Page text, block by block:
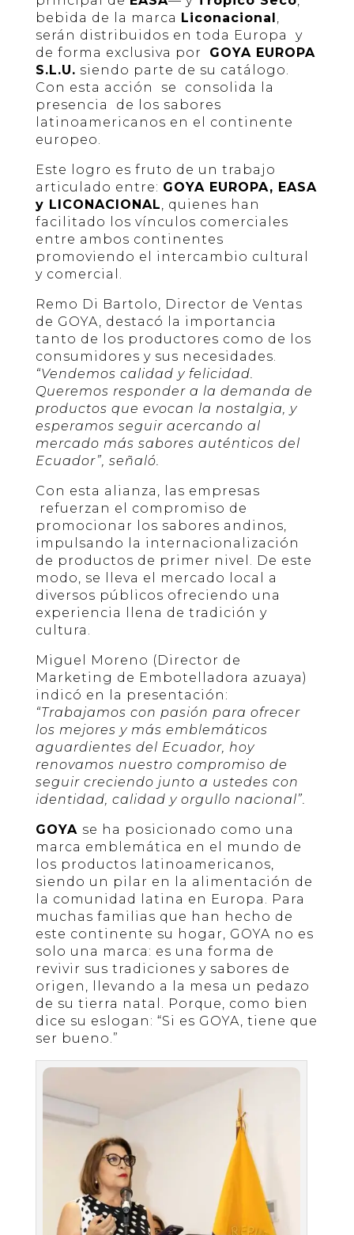
bebida de la marca Liconacional
serán distribuidos en toda Europa y
de forma exclusiva por GOYA EUROPA
S.L.U. siendo parte de su catálogo.
Con esta acción se consolida la
presencia de los sabores
latinoamericanos en el continente
europeo.
Este logro es fruto de un trabajo
articulado entre: GOYA EUROPA, EASA
y LICONACIONAL , quienes han
facilitado los vínculos comerciales
entre ambos continentes
promoviendo el intercambio cultural
y comercial.
Remo Di Bartolo, Director de Ventas
de GOYA, destacó la importancia
tanto de los productores como de los
consumidores y sus necesidades.
“Vendemos calidad y felicidad.
Queremos responder a la demanda de
productos que evocan la nostalgia, y
esperamos seguir acercando al
mercado más sabores auténticos del
Ecuador”, señaló.
Con esta alianza, las empresas
refuerzan el compromiso de
promocionar los sabores andinos,
impulsando la internacionalización
de productos de primer nivel. De este
modo, se lleva el mercado local a
diversos públicos ofreciendo una
experiencia llena de tradición y
cultura.
Miguel Moreno (Director de
Marketing de Embotelladora azuaya)
indicó en la presentación:
“Trabajamos con pasión para ofrecer
los mejores y más emblemáticos
aguardientes del Ecuador, hoy
renovamos nuestro compromiso de
seguir creciendo junto a ustedes con
identidad, calidad y orgullo nacional”.
GOYA se ha posicionado como una
marca emblemática en el mundo de
los productos latinoamericanos,
siendo un pilar en la alimentación de
la comunidad latina en Europa. Para
muchas familias que han hecho de
este continente su hogar, GOYA no es
solo una marca: es una forma de
revivir sus tradiciones y sabores de
origen, llevando a la mesa un pedazo
de su tierra natal. Porque, como bien
dice su eslogan: “Si es GOYA, tiene que
ser bueno.”